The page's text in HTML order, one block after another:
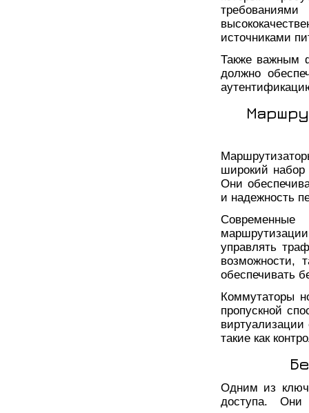
источниками
Также важным
должно
широкий набор
Они
и надежность
управлять
возможности,
обеспечивать
Коммутаторы
пропускной
такие как
Одним из
доступа. Они